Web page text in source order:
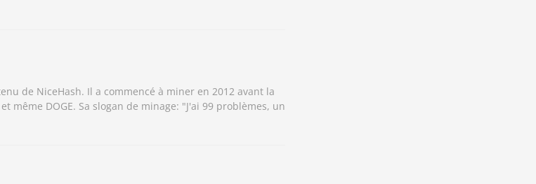
de NiceHash. Il a commencé à miner en 2012 avant la
même DOGE. Sa slogan de minage: "J'ai 99 problèmes, un